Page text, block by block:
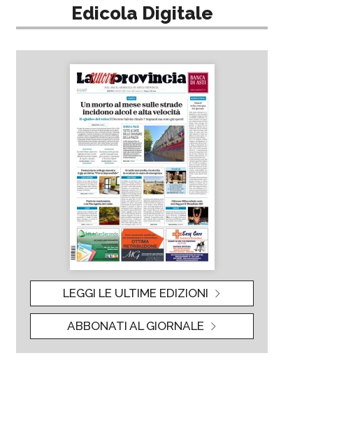
Edicola Digitale
LEGGI LE ULTIME EDIZIONI
ABBONATI AL GIORNALE